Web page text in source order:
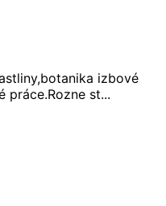
izbové
práce.Rozne st...